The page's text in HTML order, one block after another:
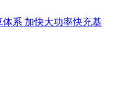
系 加快大功率快充基